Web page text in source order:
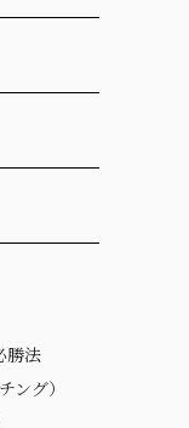
勝法
ング）